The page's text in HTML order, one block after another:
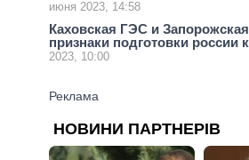
июня 2023, 14:58
Каховская ГЭС и
признаки подготовки россии
2023, 10:00